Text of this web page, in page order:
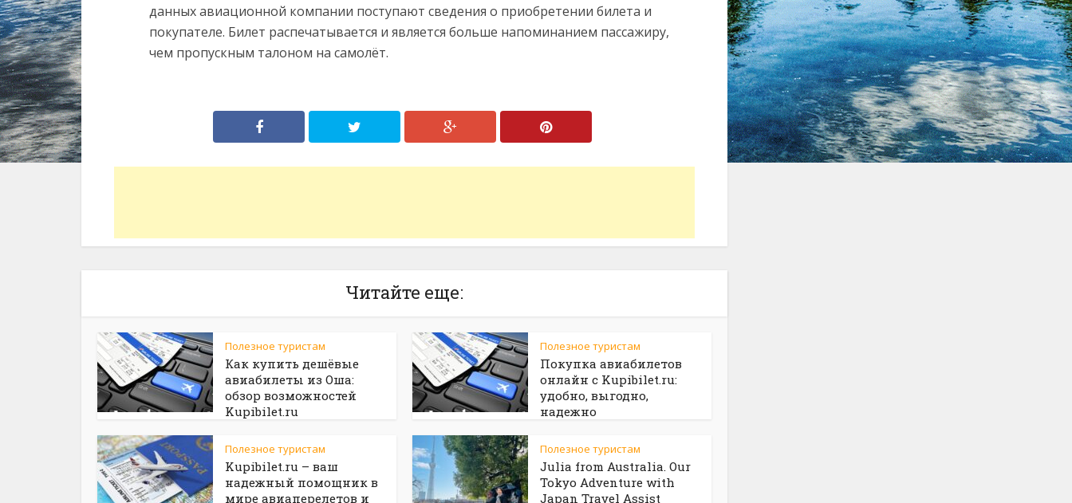
данных авиационной компании поступают сведения о приобретении билета и
покупателе. Билет распечатывается и является больше напоминанием пассажиру,
чем пропускным талоном на самолёт.
Читайте еще:
Полезное туристам
Как купить дешёвые
авиабилеты из Оша:
обзор возможностей
Kupibilet.ru
Полезное туристам
Покупка авиабилетов
онлайн с Kupibilet.ru:
удобно, выгодно,
надежно
Полезное туристам
Kupibilet.ru – ваш
надежный помощник в
мире авиаперелетов и
Полезное туристам
Julia from Australia. Our
Tokyo Adventure with
Japan Travel Assist